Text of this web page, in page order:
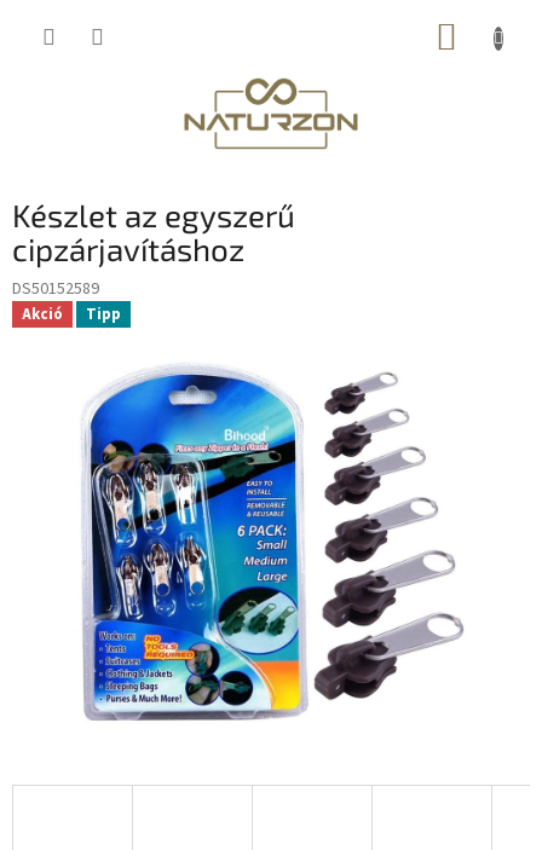
KOSÁR
Készlet az egyszerű
cipzárjavításhoz
DS50152589
Akció Tipp